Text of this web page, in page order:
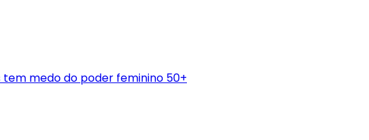
tem medo do poder feminino 50+